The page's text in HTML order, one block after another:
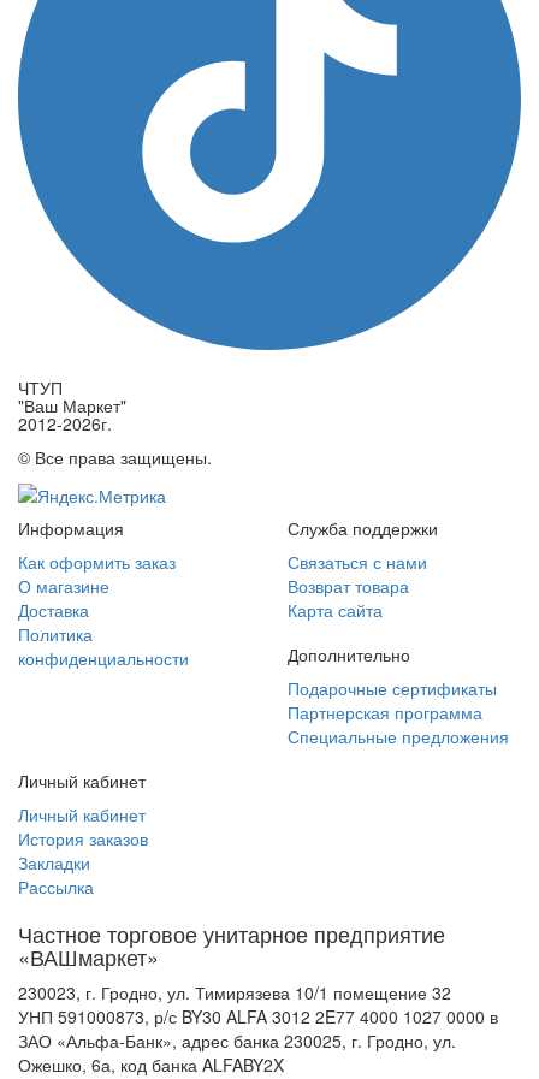
ЧТУП
"Ваш Маркет"
2012-2026г.
© Все права защищены.
Информация
Как оформить заказ
О магазине
Доставка
Политика
конфиденциальности
Служба поддержки
Связаться с нами
Возврат товара
Карта сайта
Дополнительно
Подарочные сертификаты
Партнерская программа
Специальные предложения
Личный кабинет
Личный кабинет
История заказов
Закладки
Рассылка
Частное торговое унитарное предприятие
«ВАШмаркет»
230023, г. Гродно, ул. Тимирязева 10/1 помещение 32
УНП 591000873, р/с BY30 ALFA 3012 2E77 4000 1027 0000 в
ЗАО «Альфа-Банк», адрес банка 230025, г. Гродно, ул.
Ожешко, 6а, код банка ALFABY2X